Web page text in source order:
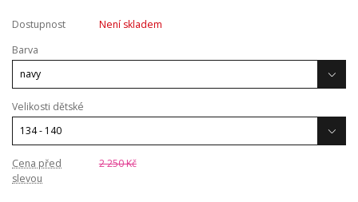
Dostupnost
Není skladem
Barva
Velikosti dětské
Cena před
slevou
2 250 Kč